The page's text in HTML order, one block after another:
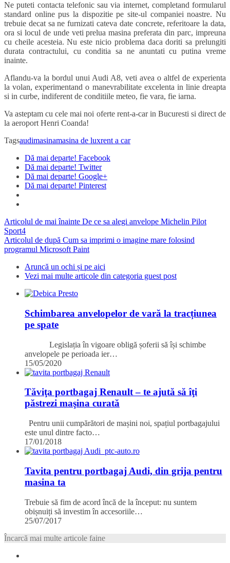
Ne puteti contacta telefonic sau via internet, completand formularul
standard online pus la dispozitie pe site-ul companiei noastre. Nu
trebuie decat sa ne furnizati cateva date concrete, referitoare la data,
ora si locul de unde veti prelua masina preferata din parc, impreuna
cu cheile acesteia. Nu este nicio problema daca doriti sa prelungiti
durata contractului, cu conditia sa ne anuntati cu putina vreme
inainte.
Aflandu-va la bordul unui Audi A8, veti avea o altfel de experienta
la volan, experimentand o manevrabilitate excelenta in linie dreapta
si in curbe, indiferent de conditiile meteo, fie vara, fie iarna.
Va asteptam cu cele mai noi oferte rent-a-car in Bucuresti si direct de
la aeroport Henri Coanda!
Tagsaudimasinamasina de luxrent a car
Dă mai departe! Facebook
Dă mai departe! Twitter
Dă mai departe! Google+
Dă mai departe! Pinterest
Articolul de mai înainte De ce sa alegi anvelope Michelin Pilot
Sport4
Articolul de după Cum sa imprimi o imagine mare folosind
programul Microsoft Paint
Aruncă un ochi și pe aici
Vezi mai multe articole din categoria guest post
Schimbarea anvelopelor de vară la tracțiunea
pe spate
Legislația în vigoare obligă șoferii să își schimbe
anvelopele pe perioada ier…
15/05/2020
Tăviţa portbagaj Renault – te ajută să îţi
păstrezi maşina curată
Pentru unii cumpărători de mașini noi, spațiul portbagajului
este unul dintre facto…
17/01/2018
Tavita pentru portbagaj Audi, din grija pentru
masina ta
Trebuie să fim de acord încă de la început: nu suntem
obișnuiți să investim în accesoriile…
25/07/2017
Încarcă mai multe articole faine